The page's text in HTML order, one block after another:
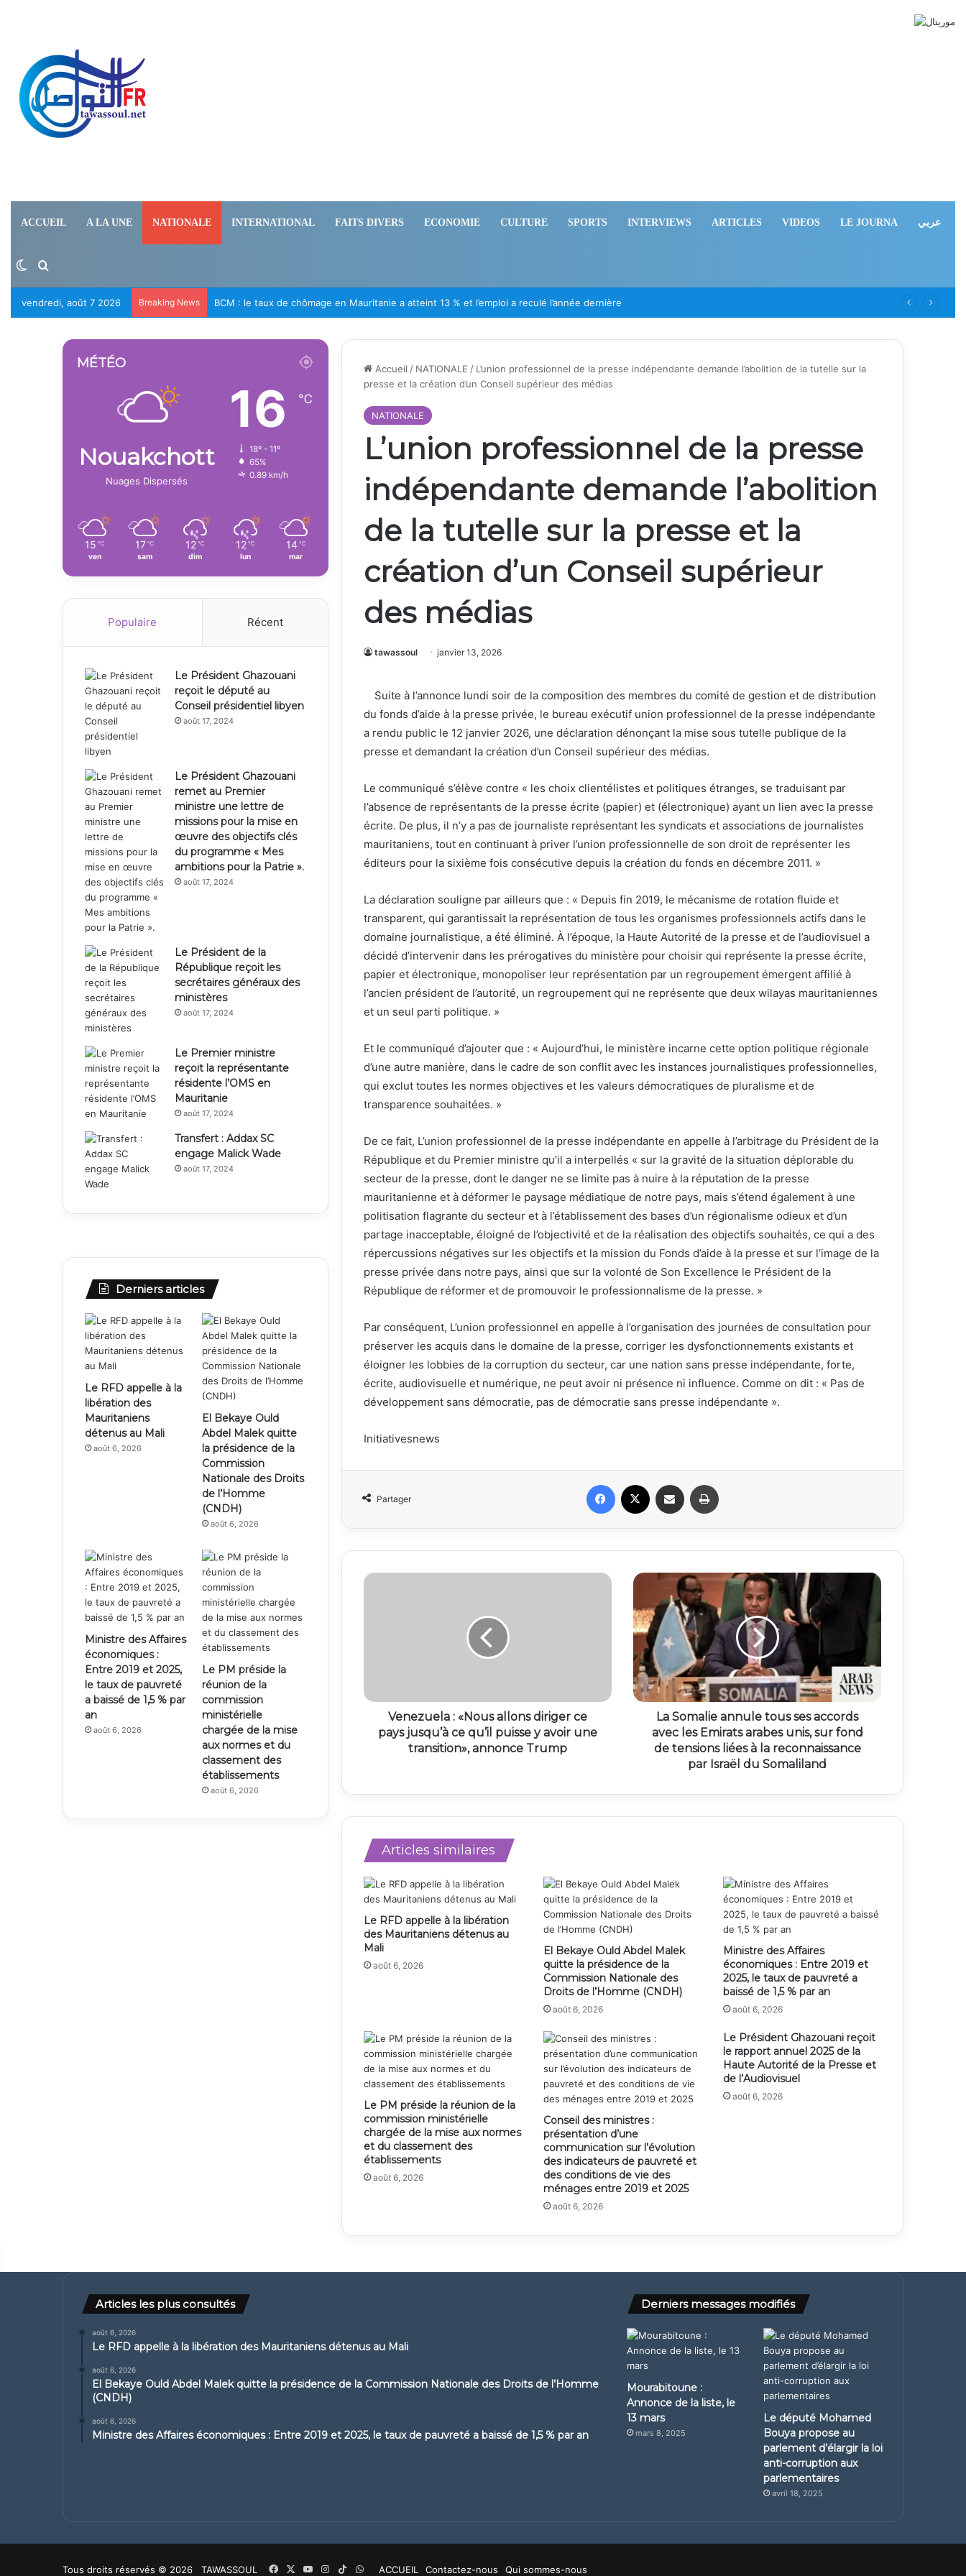
ACCUEIL A LA UNE NATIONALE INTERNATIONAL FAITS DIVERS ECONOMIE CULTURE SPORTS INTERVIEWS ARTICLES VIDEOS LE JOURNA عربي
Switch skin
Rechercher
vendredi, août 7 2026 Breaking News Le RFD appelle à la libération des Mauritaniens détenus au Mali
Accueil / NATIONALE / L’union professionnel de la presse indépendante demande l’abolition de la tutelle sur la
presse et la création d’un Conseil supérieur des médias
NATIONALE
L’union professionnel de la presse
indépendante demande l’abolition
de la tutelle sur la presse et la
création d’un Conseil supérieur
des médias
tawassoul janvier 13, 2026
Suite à l’annonce lundi soir de la composition des membres du comité de gestion et de distribution
du fonds d’aide à la presse privée, le bureau exécutif union professionnel de la presse indépendante
a rendu public le 12 janvier 2026, une déclaration dénonçant la mise sous tutelle publique de la
presse et demandant la création d’un Conseil supérieur des médias.
Le communiqué s’élève contre « les choix clientélistes et politiques étranges, se traduisant par
l’absence de représentants de la presse écrite (papier) et (électronique) ayant un lien avec la presse
écrite. De plus, il n’y a pas de journaliste représentant les syndicats et associations de journalistes
mauritaniens, tout en continuant à priver l’union professionnelle de son droit de représenter les
éditeurs pour la sixième fois consécutive depuis la création du fonds en décembre 2011. »
La déclaration souligne par ailleurs que : « Depuis fin 2019, le mécanisme de rotation fluide et
transparent, qui garantissait la représentation de tous les organismes professionnels actifs dans le
domaine journalistique, a été éliminé. À l’époque, la Haute Autorité de la presse et de l’audiovisuel a
décidé d’intervenir dans les prérogatives du ministère pour choisir qui représente la presse écrite,
papier et électronique, monopoliser leur représentation par un regroupement émergent affilié à
l’ancien président de l’autorité, un regroupement qui ne représente que deux wilayas mauritaniennes
et un seul parti politique. »
Et le communiqué d’ajouter que : « Aujourd’hui, le ministère incarne cette option politique régionale
d’une autre manière, dans le cadre de son conflit avec les instances journalistiques professionnelles,
qui exclut toutes les normes objectives et les valeurs démocratiques de pluralisme et de
transparence souhaitées. »
De ce fait, L’union professionnel de la presse indépendante en appelle à l’arbitrage du Président de la
République et du Premier ministre qu’il a interpellés « sur la gravité de la situation déplorable du
secteur de la presse, dont le danger ne se limite pas à nuire à la réputation de la presse
mauritanienne et à déformer le paysage médiatique de notre pays, mais s’étend également à une
politisation flagrante du secteur et à l’établissement des bases d’un régionalisme odieux et d’un
partage inacceptable, éloigné de l’objectivité et de la réalisation des objectifs souhaités, ce qui a des
répercussions négatives sur les objectifs et la mission du Fonds d’aide à la presse et sur l’image de la
presse privée dans notre pays, ainsi que sur la volonté de Son Excellence le Président de la
République de réformer et de promouvoir le professionnalisme de la presse. »
Par conséquent, L’union professionnel en appelle à l’organisation des journées de consultation pour
préserver les acquis dans le domaine de la presse, corriger les dysfonctionnements existants et
éloigner les lobbies de la corruption du secteur, car une nation sans presse indépendante, forte,
écrite, audiovisuelle et numérique, ne peut avoir ni présence ni influence. Comme on dit : « Pas de
développement sans démocratie, pas de démocratie sans presse indépendante ».
Initiativesnews
Partager
Facebook Partager par email
Venezuela : «Nous allons diriger ce
pays jusqu’à ce qu’il puisse y avoir une
transition», annonce Trump
La Somalie annule tous ses accords
avec les Emirats arabes unis, sur fond
de tensions liées à la reconnaissance
par Israël du Somaliland
Articles similaires
Le RFD appelle à la libération
des Mauritaniens détenus au
Mali
août 6, 2026
El Bekaye Ould Abdel Malek
quitte la présidence de la
Commission Nationale des
Droits de l’Homme (CNDH)
août 6, 2026
Ministre des Affaires
économiques : Entre 2019 et
2025, le taux de pauvreté a
baissé de 1,5 % par an
août 6, 2026
Le PM préside la réunion de la
commission ministérielle
chargée de la mise aux normes
et du classement des
établissements
août 6, 2026
Conseil des ministres :
présentation d’une
communication sur l’évolution
des indicateurs de pauvreté et
des conditions de vie des
ménages entre 2019 et 2025
août 6, 2026
Le Président Ghazouani reçoit
le rapport annuel 2025 de la
Haute Autorité de la Presse et
de l’Audiovisuel
août 6, 2026
MÉTÉO
Nouakchott
Nuages Dispersés
16 ℃
18º - 11º
65%
0.89 km/h
15 ℃
ven
17 ℃
sam
12 ℃
dim
12 ℃
lun
14 ℃
mar
Populaire Récent
Le Président Ghazouani
reçoit le député au
Conseil présidentiel libyen
août 17, 2024
Le Président Ghazouani
remet au Premier
ministre une lettre de
missions pour la mise en
œuvre des objectifs clés
du programme « Mes
ambitions pour la Patrie ».
août 17, 2024
Le Président de la
République reçoit les
secrétaires généraux des
ministères
août 17, 2024
Le Premier ministre
reçoit la représentante
résidente l’OMS en
Mauritanie
août 17, 2024
Transfert : Addax SC
engage Malick Wade
août 17, 2024
Derniers articles
Le RFD appelle à la
libération des
Mauritaniens
détenus au Mali
août 6, 2026
El Bekaye Ould
Abdel Malek quitte
la présidence de la
Commission
Nationale des Droits
de l’Homme
(CNDH)
août 6, 2026
Ministre des Affaires
économiques :
Entre 2019 et 2025,
le taux de pauvreté
a baissé de 1,5 % par
an
août 6, 2026
Le PM préside la
réunion de la
commission
ministérielle
chargée de la mise
aux normes et du
classement des
établissements
août 6, 2026
Articles les plus consultés
août 6, 2026
Le RFD appelle à la libération des Mauritaniens détenus au Mali
août 6, 2026
El Bekaye Ould Abdel Malek quitte la présidence de la Commission Nationale des Droits de l’Homme
(CNDH)
août 6, 2026
Ministre des Affaires économiques : Entre 2019 et 2025, le taux de pauvreté a baissé de 1,5 % par an
Derniers messages modifiés
Mourabitoune :
Annonce de la liste, le
13 mars
mars 8, 2025
Le député Mohamed
Bouya propose au
parlement d’élargir la loi
anti-corruption aux
parlementaires
avril 18, 2025
Tous droits réservés © 2026 TAWASSOUL ACCUEIL Contactez-nous Qui sommes-nous
Facebook
X YouTubeInstagram
TikTokWhatsApp